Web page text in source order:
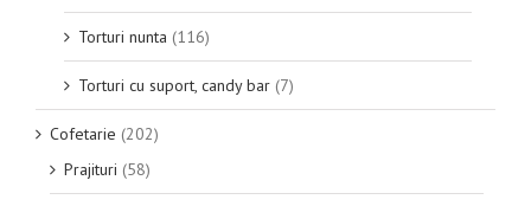
Torturi nunta (116)
Torturi cu suport, candy bar (7)
Cofetarie (202)
Prajituri (58)